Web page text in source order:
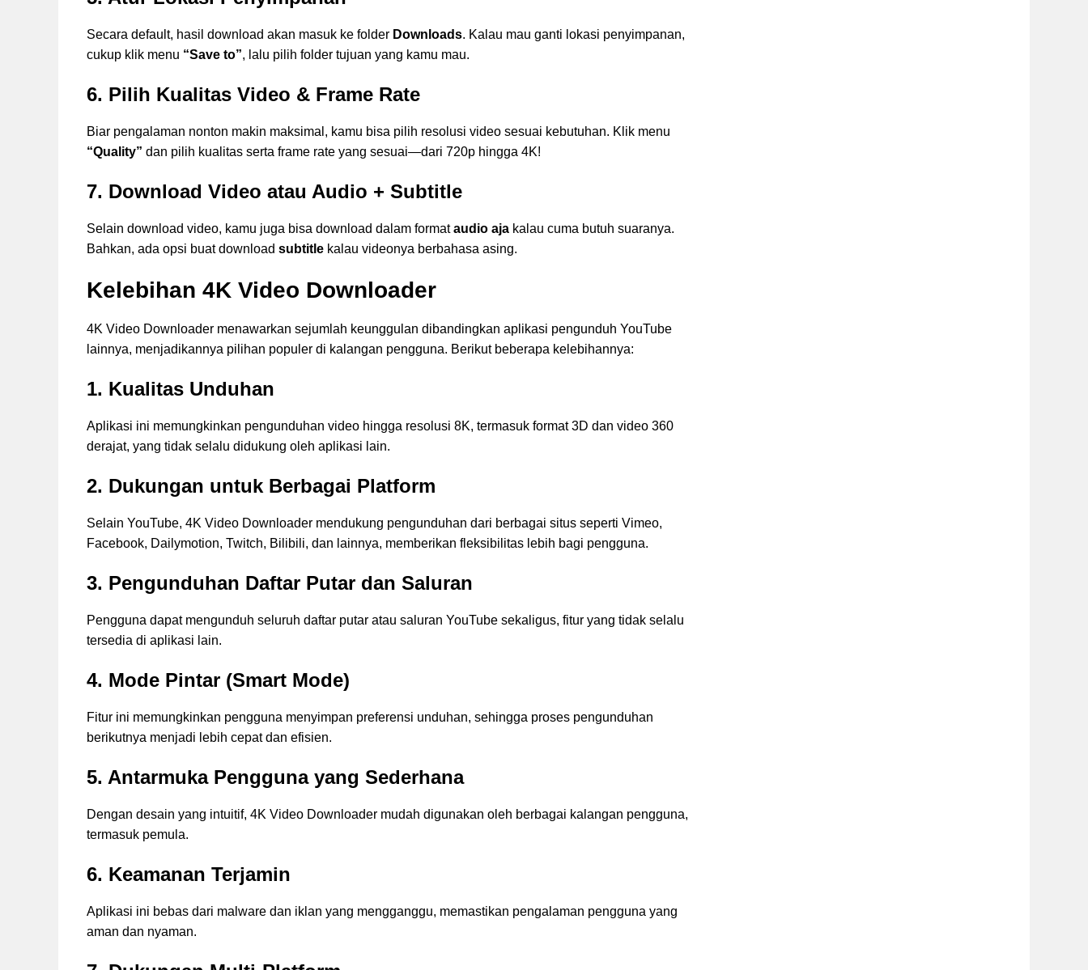
Secara default, hasil download akan masuk ke folder Downloads. Kalau mau ganti lokasi penyimpanan,
cukup klik menu “Save to”, lalu pilih folder tujuan yang kamu mau.
6. Pilih Kualitas Video & Frame Rate
Biar pengalaman nonton makin maksimal, kamu bisa pilih resolusi video sesuai kebutuhan. Klik menu
“Quality” dan pilih kualitas serta frame rate yang sesuai—dari 720p hingga 4K!
7. Download Video atau Audio + Subtitle
Selain download video, kamu juga bisa download dalam formataudio aja kalau cuma butuh suaranya.
Bahkan, ada opsi buat download subtitle kalau videonya berbahasa asing.
Kelebihan 4K Video Downloader
4K Video Downloader menawarkan sejumlah keunggulan dibandingkan aplikasi pengunduh YouTube
lainnya, menjadikannya pilihan populer di kalangan pengguna. Berikut beberapa kelebihannya:
1. Kualitas Unduhan
Aplikasi ini memungkinkan pengunduhan video hingga resolusi 8K, termasuk format 3D dan video 360
derajat, yang tidak selalu didukung oleh aplikasi lain.
2. Dukungan untuk Berbagai Platform
Selain YouTube, 4K Video Downloader mendukung pengunduhan dari berbagai situs seperti Vimeo,
Facebook, Dailymotion, Twitch, Bilibili, dan lainnya, memberikan fleksibilitas lebih bagi pengguna.
3. Pengunduhan Daftar Putar dan Saluran
Pengguna dapat mengunduh seluruh daftar putar atau saluran YouTube sekaligus, fitur yang tidak selalu
tersedia di aplikasi lain.
4. Mode Pintar (Smart Mode)
Fitur ini memungkinkan pengguna menyimpan preferensi unduhan, sehingga proses pengunduhan
berikutnya menjadi lebih cepat dan efisien.
5. Antarmuka Pengguna yang Sederhana
Dengan desain yang intuitif, 4K Video Downloader mudah digunakan oleh berbagai kalangan pengguna,
termasuk pemula.
6. Keamanan Terjamin
Aplikasi ini bebas dari malware dan iklan yang mengganggu, memastikan pengalaman pengguna yang
aman dan nyaman.